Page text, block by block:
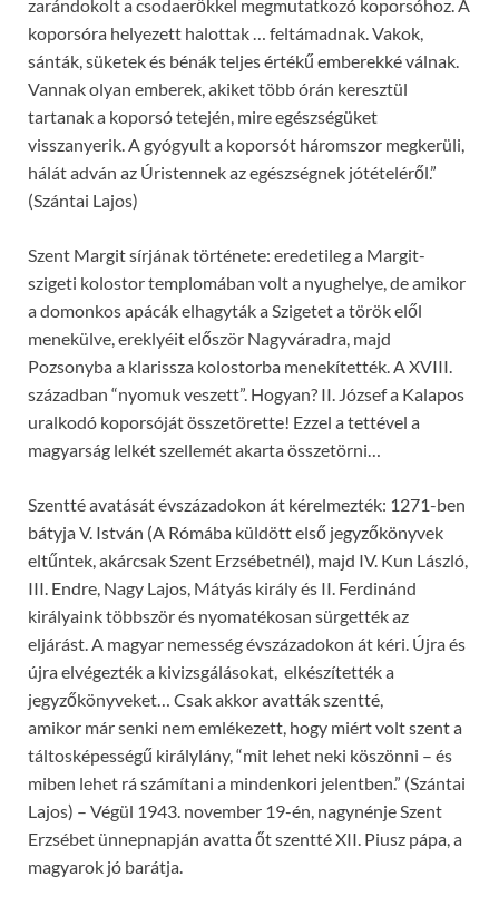
zarándokolt a csodaerőkkel megmutatkozó koporsóhoz. A
koporsóra helyezett halottak … feltámadnak. Vakok,
sánták, süketek és bénák teljes értékű emberekké válnak.
Vannak olyan emberek, akiket több órán keresztül
tartanak a koporsó tetején, mire egészségüket
visszanyerik. A gyógyult a koporsót háromszor megkerüli,
hálát adván az Úristennek az egészségnek jótételéről.”
(Szántai Lajos)
Szent Margit sírjának története: eredetileg a Margit-
szigeti kolostor templomában volt a nyughelye, de amikor
a domonkos apácák elhagyták a Szigetet a török elől
menekülve, ereklyéit először Nagyváradra, majd
Pozsonyba a klarissza kolostorba menekítették. A XVIII.
században “nyomuk veszett”. Hogyan? II. József a Kalapos
uralkodó koporsóját összetörette! Ezzel a tettével a
magyarság lelkét szellemét akarta összetörni…
Szentté avatását évszázadokon át kérelmezték: 1271-ben
bátyja V. István (A Rómába küldött első jegyzőkönyvek
eltűntek, akárcsak Szent Erzsébetnél), majd IV. Kun László,
III. Endre, Nagy Lajos, Mátyás király és II. Ferdinánd
királyaink többször és nyomatékosan sürgették az
eljárást. A magyar nemesség évszázadokon át kéri. Újra és
újra elvégezték a kivizsgálásokat, elkészítették a
jegyzőkönyveket… Csak akkor avatták szentté,
amikor már senki nem emlékezett, hogy miért volt szent a
táltosképességű királylány, “mit lehet neki köszönni – és
miben lehet rá számítani a mindenkori jelentben.” (Szántai
Lajos) – Végül 1943. november 19-én, nagynénje Szent
Erzsébet ünnepnapján avatta őt szentté XII. Piusz pápa, a
magyarok jó barátja.